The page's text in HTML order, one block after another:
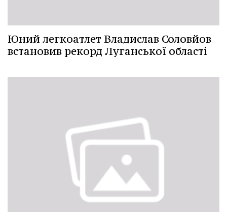
Юний легкоатлет Владислав Соловйов
встановив рекорд Луганської області